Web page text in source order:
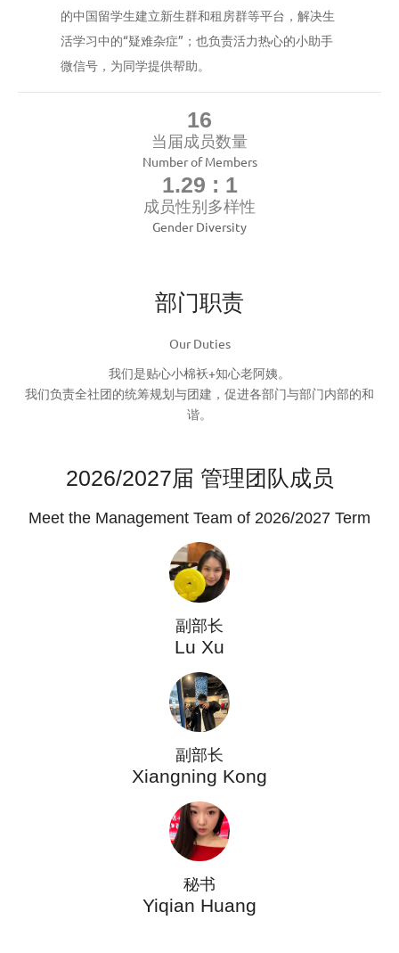
的中国留学生建立新生群和租房群等平台，解决生
活学习中的“疑难杂症”；也负责活力热心的小助手
微信号，为同学提供帮助。
16
当届成员数量
Number of Members
1.29 : 1
成员性别多样性
Gender Diversity
部门职责
Our Duties
我们是贴心小棉袄+知心老阿姨。
我们负责全社团的统筹规划与团建，促进各部门与部门内部的和
谐。
2026/2027届 管理团队成员
Meet the Management Team of 2026/2027 Term
副部长
Lu Xu
副部长
Xiangning Kong
秘书
Yiqian Huang